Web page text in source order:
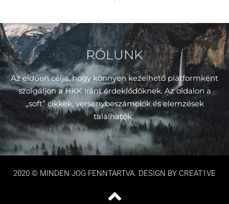
RÓLUNK
Az eldüen célja, hogy könnyen kezelhető platformként
szolgáljon a HKK iránt érdeklődőknek. Az oldalon a
„soft” cikkek, versenybeszámolók és elemzések
találhatók.
2020 © MINDEN JOG FENNTARTVA. DESIGN BY CREAT1VE